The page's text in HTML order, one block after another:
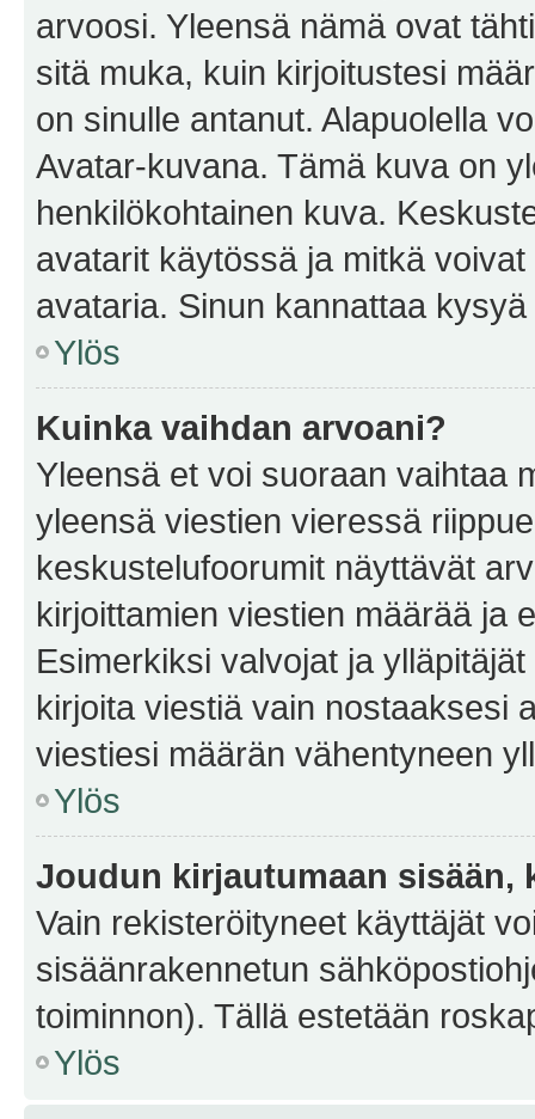
arvoosi. Yleensä nämä ovat
sitä muka, kuin kirjoitustesi
on sinulle antanut. Alapuolella
Avatar-kuvana. Tämä kuva on
henkilökohtainen kuva.
avatarit käytössä ja mitkä
avataria. Sinun kannattaa
Ylös
Kuinka vaihdan arvoani?
Yleensä et voi suoraan vaihtaa
yleensä viestien vieressä
keskustelufoorumit näyttävät
kirjoittamien viestien määrää ja
Esimerkiksi valvojat ja
kirjoita viestiä vain nostaaksesi
viestiesi määrän vähentyneen
Ylös
Joudun kirjautumaan sisään,
Vain rekisteröityneet käyttäjät
sisäänrakennetun
toiminnon). Tällä estetään
Ylös